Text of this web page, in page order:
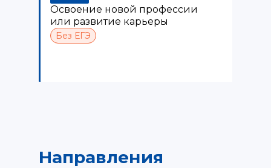
Освоение новой профессии
или развитие карьеры
Без ЕГЭ
Направления